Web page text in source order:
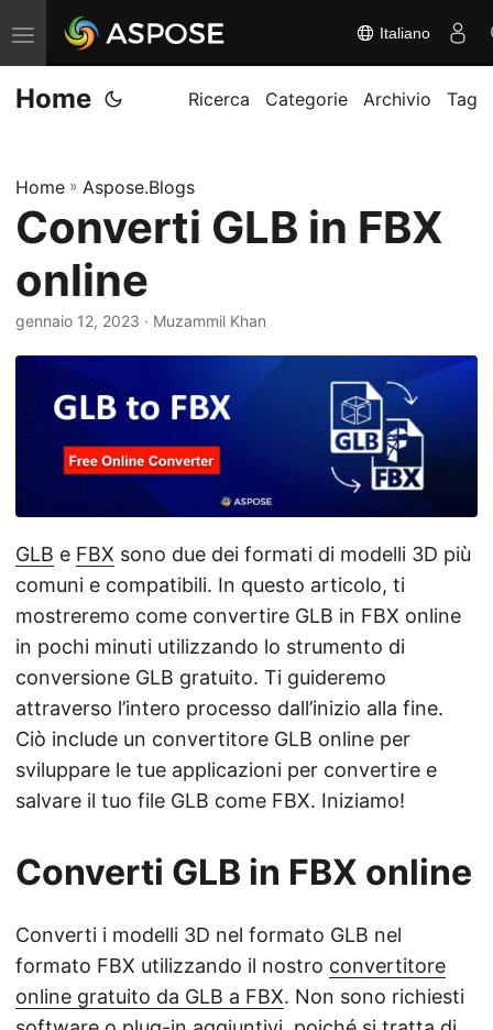
A
t
t
a
/
i
s
t
t
i
v
a
a
v
i
g
a
z
i
o
n
Italiano
Home Ricerca Categorie Archivio Tag
Home » Aspose.Blogs
Converti GLB in FBX
online
gennaio 12, 2023 · Muzammil Khan
GLB e FBX sono due dei formati di modelli 3D più
comuni e compatibili. In questo articolo, ti
mostreremo come convertire GLB in FBX online
in pochi minuti utilizzando lo strumento di
conversione GLB gratuito. Ti guideremo
attraverso l’intero processo dall’inizio alla fine.
Ciò include un convertitore GLB online per
sviluppare le tue applicazioni per convertire e
salvare il tuo file GLB come FBX. Iniziamo!
Converti GLB in FBX online
Converti i modelli 3D nel formato GLB nel
formato FBX utilizzando il nostro convertitore
online gratuito da GLB a FBX. Non sono richiesti